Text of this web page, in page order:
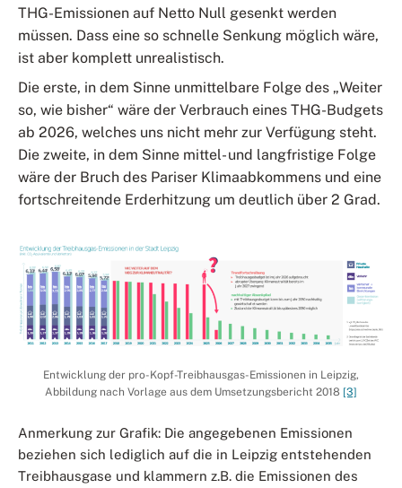
THG-Emissionen auf Netto Null gesenkt werden
müssen. Dass eine so schnelle Senkung möglich wäre,
ist aber komplett unrealistisch.
Die erste, in dem Sinne unmittelbare Folge des „Weiter
so, wie bisher“ wäre der Verbrauch eines THG-Budgets
ab 2026, welches uns nicht mehr zur Verfügung steht.
Die zweite, in dem Sinne mittel- und langfristige Folge
wäre der Bruch des Pariser Klimaabkommens und eine
fortschreitende Erderhitzung um deutlich über 2 Grad.
Entwicklung der pro-Kopf-Treibhausgas-Emissionen in Leipzig,
Abbildung nach Vorlage aus dem Umsetzungsbericht 2018 [3]
Anmerkung zur Grafik: Die angegebenen Emissionen
beziehen sich lediglich auf die in Leipzig entstehenden
Treibhausgase und klammern z.B. die Emissionen des